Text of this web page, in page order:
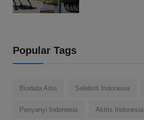
Popular Tags
Biodata Artis Selebriti Indonesia
Penyanyi Indonesia Aktris Indonesia